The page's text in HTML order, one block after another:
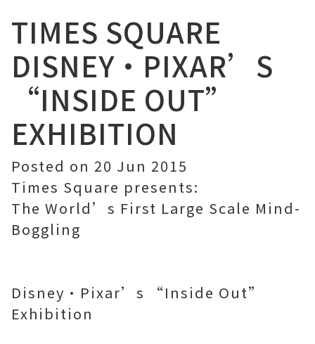
TIMES SQUARE
DISNEY•PIXAR’S
“INSIDE OUT”
EXHIBITION
Posted on 20 Jun 2015
Times Square presents:
The World’s First Large Scale Mind-
Boggling
Disney•Pixar’s “Inside Out”
Exhibition